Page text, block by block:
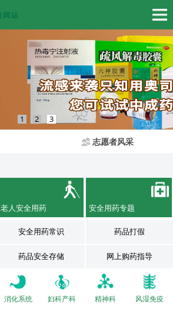
1 2 3
志愿者风采
老人安全用药 安全用药专题
安全用药常识 药品打假
药品安全存储 网上购药指导
消化系统 妇科产科 精神科 风湿免疫